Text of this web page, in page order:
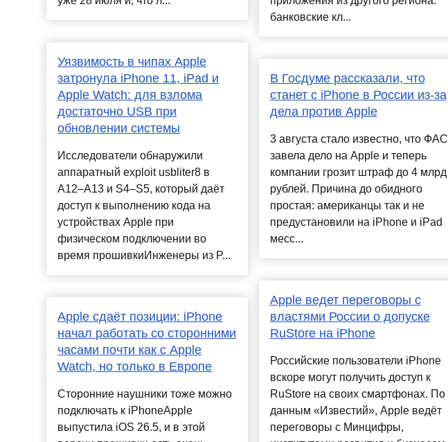
Уязвимость в чипах Apple
затронула iPhone 11, iPad и
Apple Watch: для взлома
достаточно USB при
обновлении системы
Исследователи обнаружили
аппаратный exploit usbliter8 в
A12–A13 и S4–S5, который даёт
доступ к выполнению кода на
устройствах Apple при
физическом подключении во
время прошивкиИнженеры из P...
Apple сдаёт позиции: iPhone
начал работать со сторонними
часами почти как с Apple
Watch, но только в Европе
Сторонние наушники тоже можно
подключать к iPhoneApple
выпустила iOS 26.5, и в этой
банковские кл...
В Госдуме рассказали, что
станет с iPhone в России из-за
дела против Apple
3 августа стало известно, что ФАС
завела дело на Apple и теперь
компании грозит штраф до 4 млрд
рублей. Причина до обидного
простая: американцы так и не
предустановили на iPhone и iPad
месс...
Apple ведет переговоры с
властями России о допуске
RuStore на iPhone
Российские пользователи iPhone
вскоре могут получить доступ к
RuStore на своих смартфонах. По
данным «Известий», Apple ведёт
переговоры с Минцифры,